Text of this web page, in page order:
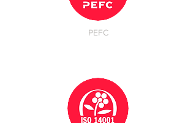
PEFC